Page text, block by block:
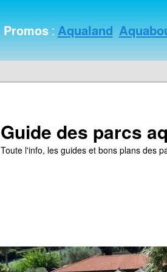
Promos:Aqualand
Guide des parcs
Toute l'info, les guides et bons plans des